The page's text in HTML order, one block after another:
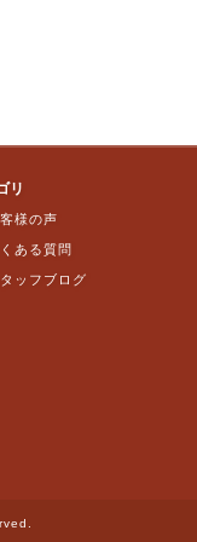
リ
様の声
ある質問
ッフブログ